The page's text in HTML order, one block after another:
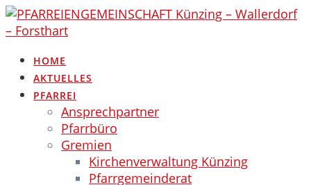
Skip
to
HOME
AKTUELLES
PFARREI
Ansprechpartner
Pfarrbüro
Gremien
Kirchenverwaltung Künzing
Pfarrgemeinderat